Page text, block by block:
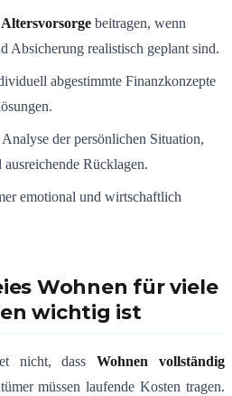
Altersvorsorge beitragen, wenn
Absicherung realistisch geplant sind.
abgestimmte Finanzkonzepte
der persönlichen Situation,
Rücklagen.
emotional und wirtschaftlich
Wohnen für viele
wichtig ist
nicht, dassWohnen vollständig
müssen laufende Kosten tragen.